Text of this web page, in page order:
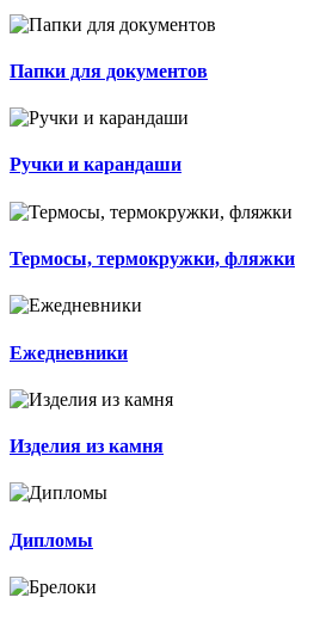
Папки для документов
Ручки и карандаши
Термосы, термокружки, фляжки
Ежедневники
Изделия из камня
Дипломы